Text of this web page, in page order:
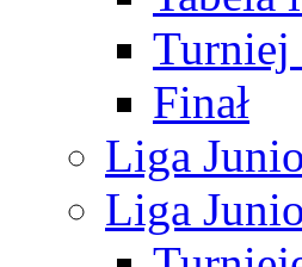
Turniej
Finał
Liga
Liga